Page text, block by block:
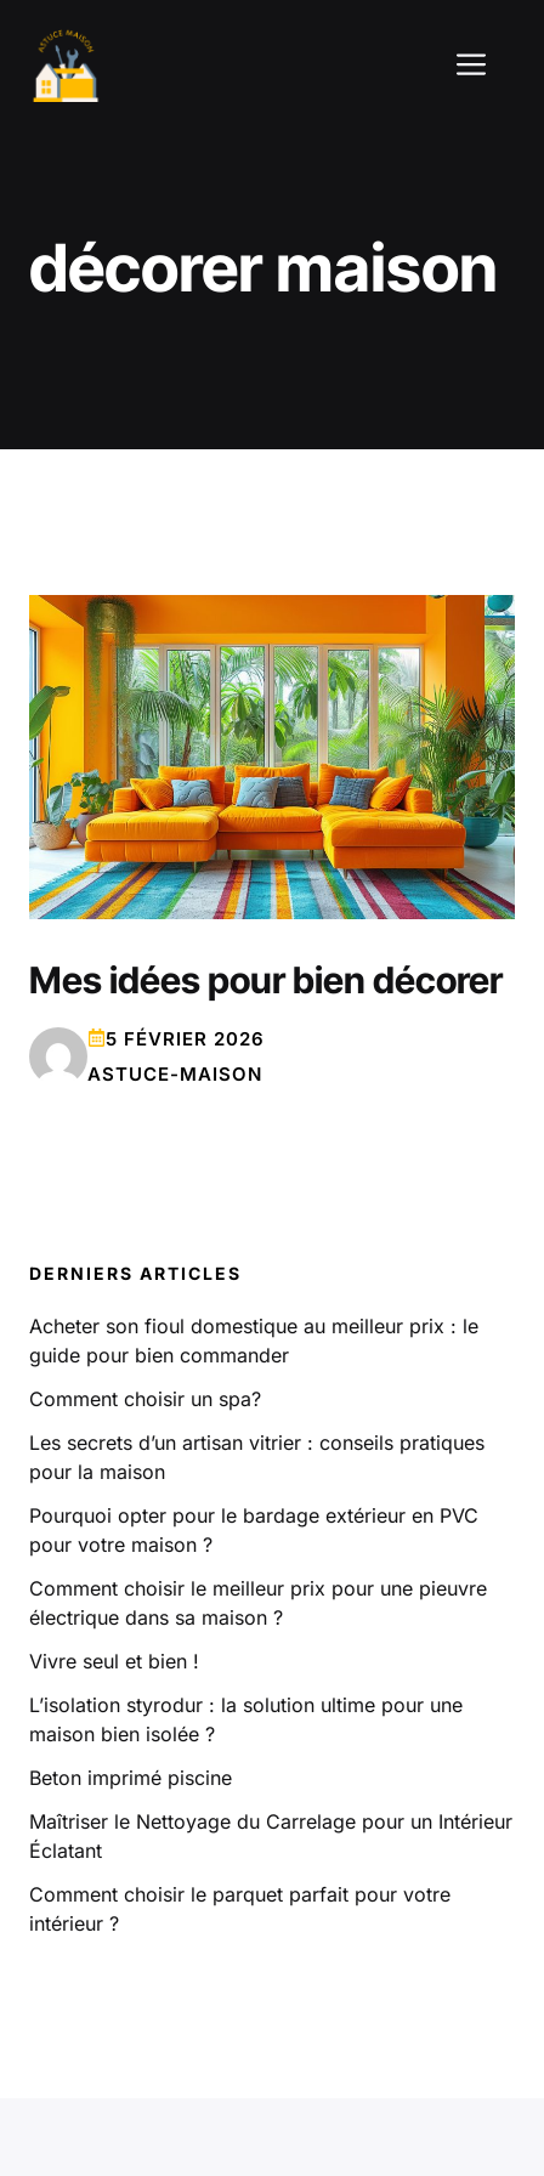
contenu
décorer maison
DERNIERS ARTICLES
Acheter son fioul domestique au meilleur prix : le
guide pour bien commander
Comment choisir un spa?
Les secrets d’un artisan vitrier : conseils pratiques
pour la maison
Pourquoi opter pour le bardage extérieur en PVC
pour votre maison ?
Comment choisir le meilleur prix pour une pieuvre
électrique dans sa maison ?
Vivre seul et bien !
L’isolation styrodur : la solution ultime pour une
maison bien isolée ?
Beton imprimé piscine
Maîtriser le Nettoyage du Carrelage pour un Intérieur
Éclatant
Comment choisir le parquet parfait pour votre
intérieur ?
Mes idées pour bien décorer
5 FÉVRIER 2026
ASTUCE-MAISON